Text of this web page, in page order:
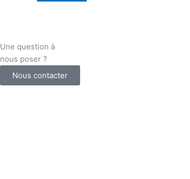
Une question à
nous poser ?
Nous contacter